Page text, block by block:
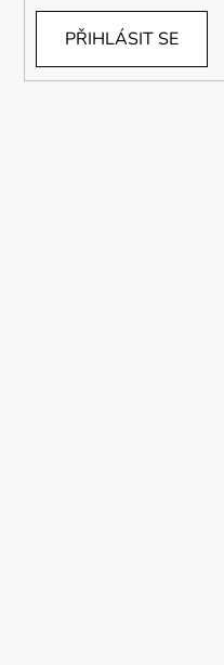
PŘIHLÁSIT SE